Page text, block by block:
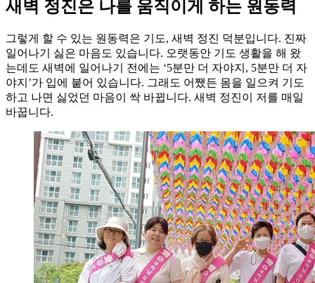
새벽 정진은 나를 움직이게 하는 원동력
그렇게 할 수 있는 원동력은 기도, 새벽 정진 덕분입니다. 진짜
일어나기 싫은 마음도 있습니다. 오랫동안 기도 생활을 해 왔
는데도 새벽에 일어나기 전에는 ‘5분만 더 자야지, 5분만 더 자
야지’가 입에 붙어 있습니다. 그래도 어쨌든 몸을 일으켜 기도
하고 나면 싫었던 마음이 싹 바뀝니다. 새벽 정진이 저를 매일
바꿉니다.